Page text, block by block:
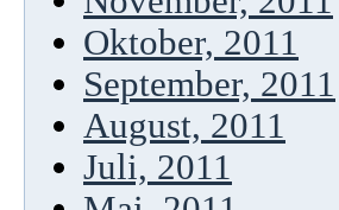
Oktober, 2011
September, 2011
August, 2011
Juli, 2011